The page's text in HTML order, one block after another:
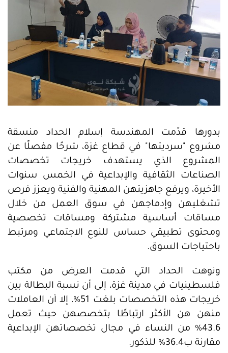
بدورها قدّمت المهندسة إسلام الحداد منسقة
مشروع "سرديتها" في قطاع غزة، شرحًا مفصلًا عن
المشروع الذي يستهدف خريجات تخصصات
الصناعات الثقافية والإبداعية في الخمس سنوات
الأخيرة، ويرفع جاهزيتهن المهنية والفنية ويعزز فرص
تشغليهن وإدماجهن في سوق العمل من خلال
مساقات أساسية مشتركة ومساقات تخصصية
ومحتوى تطبيقي حساس للنوع الاجتماعي ومرتبط
باحتياجات السوق.
ونوهت الحداد التي قدمت العرض من مكتب
فلسطينيات في مدينة غزة، إلى أن نسبة البطالة بين
خريجات هذه التخصصات بلغت 51%، إلا أن العاملات
منهن هن الأكثر ارتباطًا بتخصصهن حيث تعمل
43.6% من النساء في مجال تخصصاتهن الإبداعية
مقارنة ب36.4% للذكور.